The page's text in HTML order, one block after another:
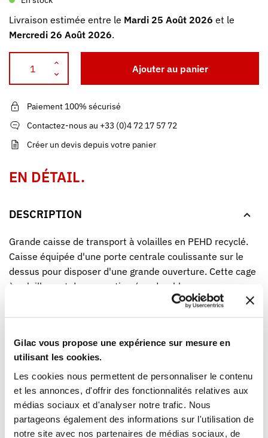
Gilac vous propose une expérience sur mesure en
utilisant les cookies.
Les cookies nous permettent de personnaliser le contenu
et les annonces, d'offrir des fonctionnalités relatives aux
médias sociaux et d'analyser notre trafic. Nous
partageons également des informations sur l'utilisation de
notre site avec nos partenaires de médias sociaux, de
Livraison estimée entre le Mardi 25 Août 2026 et le
Mercredi 26 Août 2026.
Ajouter au panier
Paiement 100% sécurisé
Contactez-nous au +33 (0)4 72 17 57 72
Créer un devis depuis votre panier
EN DÉTAIL.
DESCRIPTION
Grande caisse de transport à volailles en PEHD recyclé.
Caisse équipée d'une porte centrale coulissante sur le
dessus pour disposer d'une grande ouverture. Cette cage
à volailles est de conception éco-durable.
CARACTÉRISTIQUES PRODUIT
Code EAN
3573678693548
Contenance
84 L